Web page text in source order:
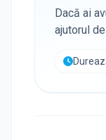
Dacă ai
ajutorul